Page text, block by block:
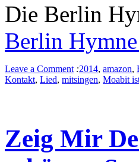
Die Berlin
Berlin
Leave a Comment :2014, amazon,
Kontakt, Lied, mitsingen, Moabit
Zeig Mir